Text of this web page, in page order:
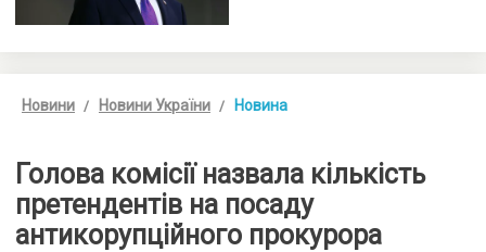
Новини Новини України Новина
Голова комісії назвала кількість
претендентів на посаду
антикорупційного прокурора